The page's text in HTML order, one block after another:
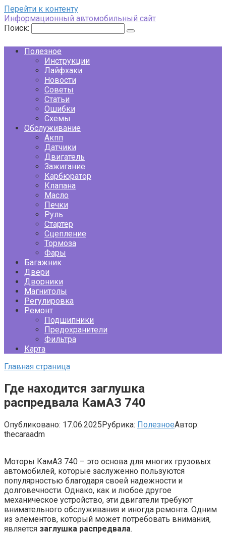
Перейти к контенту
Информационный автомобильный сайт
Поиск:
Полезное
Инструкции
Лайфхаки
Новости
Советы
Статьи
Ошибки
Схемы
Обслуживание
Акпп
Датчики
Двигатель
Зажигание
Карбюратор
Клапана
Масло
Печки
Руль
Стартер
Сцепление
Тормоза
Фары
Багажник
Двери
Дворники
Магнитолы
Регулировка
Ремонт
Подшипники
Предохранители
Фильтра
Карта
Главная страница
Где находится заглушка
распредвала КамАЗ 740
Опубликовано: 17.06.2025Рубрика: ПолезноеАвтор:
thecaraadm
Моторы КамАЗ 740 – это основа для многих грузовых
автомобилей, которые заслуженно пользуются
популярностью благодаря своей надежности и
долговечности. Однако, как и любое другое
механическое устройство, эти двигатели требуют
внимательного обслуживания и иногда ремонта. Одним
из элементов, который может потребовать внимания,
является заглушка распредвала.